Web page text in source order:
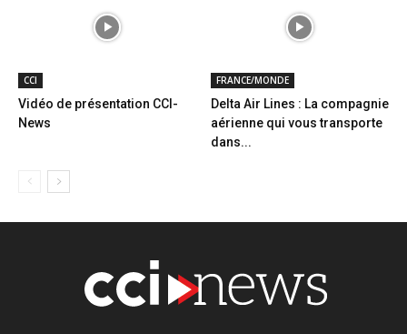
CCI
Vidéo de présentation CCI-
News
FRANCE/MONDE
Delta Air Lines : La compagnie
aérienne qui vous transporte
dans...